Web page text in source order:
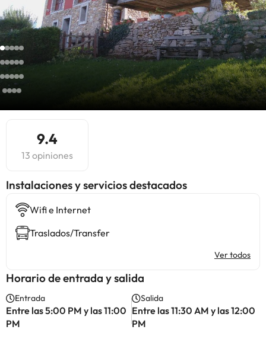
9.4
13 opiniones
Instalaciones y servicios destacados
Wifi e Internet
Traslados/Transfer
Ver todos
Horario de entrada y salida
Entrada
Entre las 5:00 PM y las 11:00
PM
Salida
Entre las 11:30 AM y las 12:00
PM